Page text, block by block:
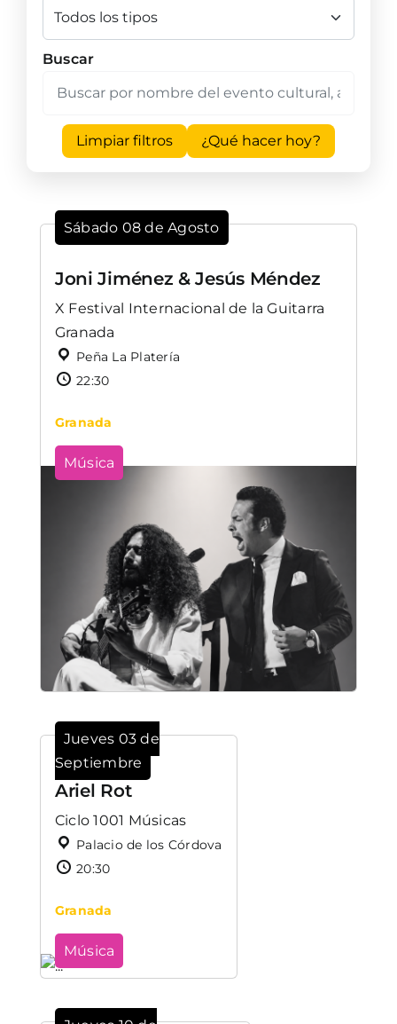
Buscar
Limpiar filtros ¿Qué hacer hoy?
Sábado 08 de Agosto
Joni Jiménez & Jesús Méndez
X Festival Internacional de la Guitarra
Granada
Peña La Platería
22:30
Granada
Música
Jueves 03 de
Septiembre
Ariel Rot
Ciclo 1001 Músicas
Palacio de los Córdova
20:30
Granada
Música